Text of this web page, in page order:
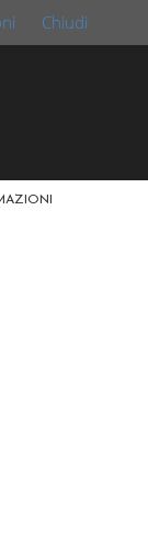
Chiudi